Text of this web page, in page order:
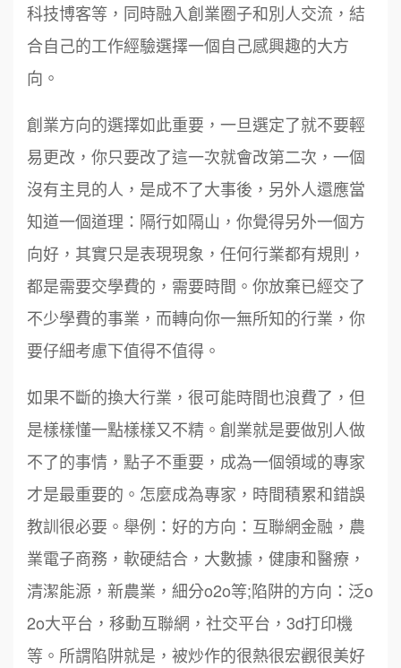
科技博客等，同時融入創業圈子和別人交流，結
合自己的工作經驗選擇一個自己感興趣的大方
向。
創業方向的選擇如此重要，一旦選定了就不要輕
易更改，你只要改了這一次就會改第二次，一個
沒有主見的人，是成不了大事後，另外人還應當
知道一個道理：隔行如隔山，你覺得另外一個方
向好，其實只是表現現象，任何行業都有規則，
都是需要交學費的，需要時間。你放棄已經交了
不少學費的事業，而轉向你一無所知的行業，你
要仔細考慮下值得不值得。
如果不斷的換大行業，很可能時間也浪費了，但
是樣樣懂一點樣樣又不精。創業就是要做別人做
不了的事情，點子不重要，成為一個領域的專家
才是最重要的。怎麼成為專家，時間積累和錯誤
教訓很必要。舉例：好的方向：互聯網金融，農
業電子商務，軟硬結合，大數據，健康和醫療，
清潔能源，新農業，細分o2o等;陷阱的方向：泛o
2o大平台，移動互聯網，社交平台，3d打印機
等。所謂陷阱就是，被炒作的很熱很宏觀很美好